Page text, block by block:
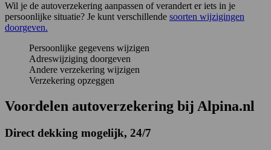
Wil je de autoverzekering aanpassen of verandert er iets in je
persoonlijke situatie? Je kunt verschillende soorten wijzigingen
doorgeven.
Persoonlijke gegevens wijzigen
Adreswijziging doorgeven
Andere verzekering wijzigen
Verzekering opzeggen
Voordelen autoverzekering bij Alpina.nl
Direct dekking mogelijk, 24/7